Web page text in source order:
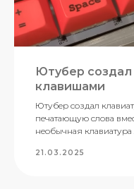
Ютубер создал
клавишами
Ютубер создал
печатающую слова
необычная
21.03.2025